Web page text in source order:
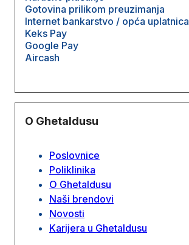
Gotovina prilikom preuzimanja
Internet bankarstvo / opća uplatnica
Keks Pay
Google Pay
Aircash
O Ghetaldusu
Poslovnice
Poliklinika
O Ghetaldusu
Naši brendovi
Novosti
Karijera u Ghetaldusu